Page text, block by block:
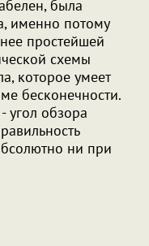
была
именно потому
простейшей
схемы
которое умеет
бесконечности.
угол обзора
ни при